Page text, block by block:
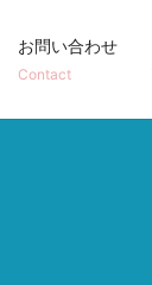
お問い合わせ
Contact